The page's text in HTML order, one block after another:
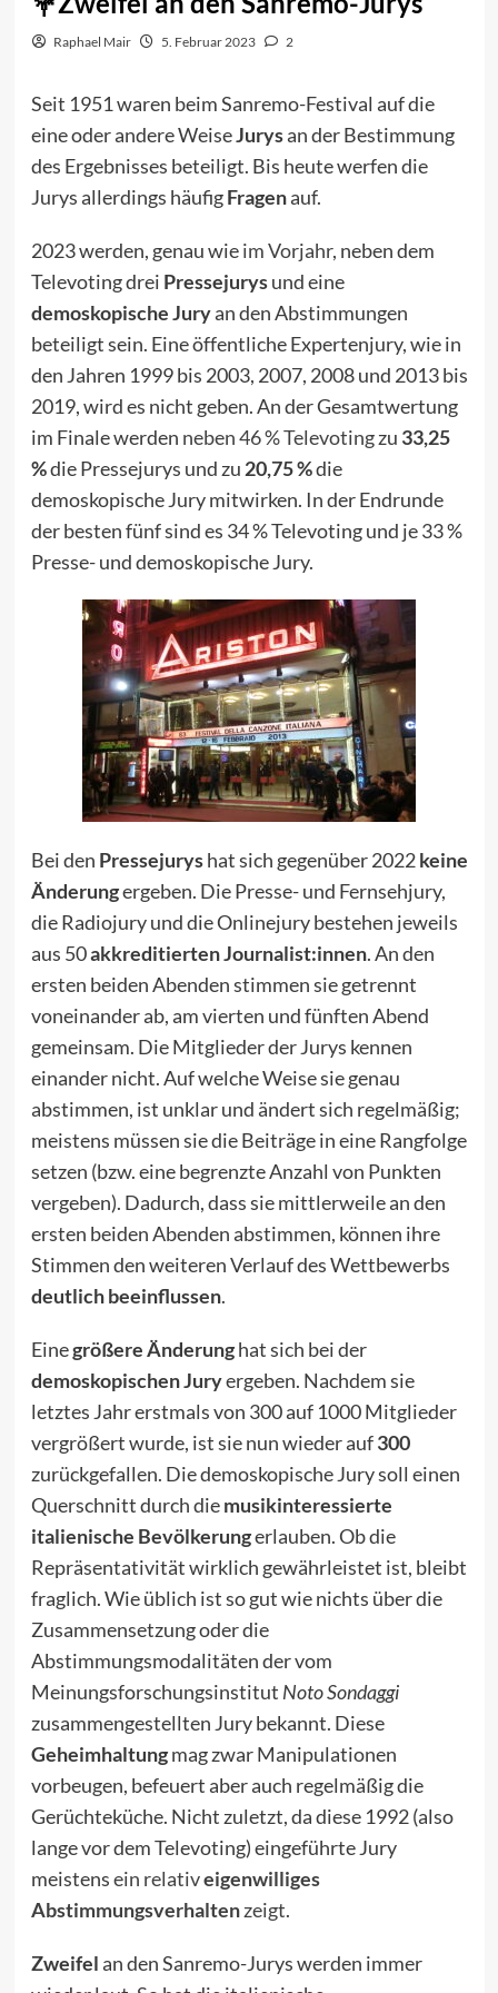
Raphael Mair 5. Februar 2023 2
Seit 1951 waren beim Sanremo-Festival auf die
eine oder andere WeiseJurysan der Bestimmung
des Ergebnisses beteiligt. Bis heute werfen die
Jurys allerdings häufigFragenauf.
2023 werden, genau wieim Vorjahr, neben dem
Televoting drei Pressejurysund eine
demoskopische Juryan den Abstimmungen
beteiligt sein. Eine öffentliche Expertenjury, wie in
den Jahren 1999 bis 2003, 2007, 2008 und 2013 bis
2019, wird es nicht geben. An der Gesamtwertung
im Finale werden neben 46 % Televotingzu 33,25
%die Pressejurys und zu 20,75 %die
demoskopische Jury mitwirken. In der Endrunde
der besten fünf sind es 34 % Televoting und je 33 %
Presse- und demoskopische Jury.
Bei den Pressejuryshat sich gegenüber 2022keine
Änderungergeben. Die Presse- und Fernsehjury,
die Radiojury und die Onlinejury bestehen jeweils
aus 50akkreditierten Journalist:innen. An den
ersten beiden Abenden stimmen sie getrennt
voneinander ab, am vierten und fünften Abend
gemeinsam. Die Mitglieder der Jurys kennen
einander nicht. Auf welche Weise sie genau
abstimmen, ist unklar und ändert sich regelmäßig;
meistens müssen sie die Beiträge in eine Rangfolge
setzen (bzw. eine begrenzte Anzahl von Punkten
vergeben). Dadurch, dass sie mittlerweile an den
ersten beiden Abenden abstimmen, können ihre
Stimmen den weiteren Verlauf des Wettbewerbs
deutlich beeinflussen.
Einegrößere Änderunghat sich bei der
demoskopischen Juryergeben. Nachdem sie
letztes Jahr erstmals von 300 auf 1000 Mitglieder
vergrößert wurde, ist sie nun wieder auf300
zurückgefallen. Die demoskopische Jury soll einen
Querschnitt durch diemusikinteressierte
italienische Bevölkerungerlauben. Ob die
Repräsentativität wirklich gewährleistet ist, bleibt
fraglich. Wie üblich ist so gut wie nichts über die
Zusammensetzung oder die
Abstimmungsmodalitäten der vom
Meinungsforschungsinstitut Noto Sondaggi
zusammengestellten Jury bekannt. Diese
Geheimhaltungmag zwar Manipulationen
vorbeugen, befeuert aber auch regelmäßig die
Gerüchteküche. Nicht zuletzt, da diese 1992 (also
lange vor dem Televoting) eingeführte Jury
meistensein relativeigenwilliges
Abstimmungsverhaltenzeigt.
Zweifelan den Sanremo-Jurys werden immer